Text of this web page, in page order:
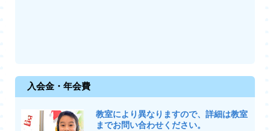
入会金・年会費
教室により異なりますので、詳細は教室
までお問い合わせください。